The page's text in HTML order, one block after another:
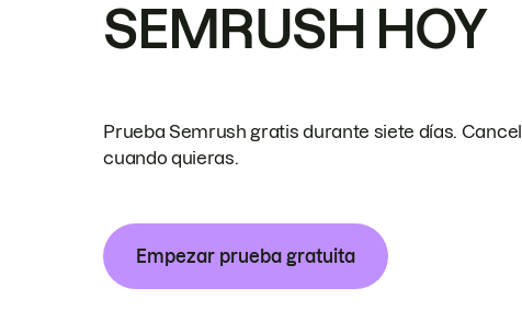
SEMRUSH HOY
Prueba Semrush gratis durante siete días.
cuando quieras.
Empezar prueba gratuita